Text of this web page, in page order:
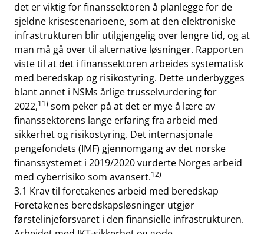
det er viktig for finanssektoren å planlegge for de
sjeldne krisescenarioene, som at den elektroniske
infrastrukturen blir utilgjengelig over lengre tid, og at
man må gå over til alternative løsninger. Rapporten
viste til at det i finanssektoren arbeides systematisk
med beredskap og risikostyring. Dette underbygges
blant annet i NSMs årlige trusselvurdering for
2022,11) som peker på at det er mye å lære av
finanssektorens lange erfaring fra arbeid med
sikkerhet og risikostyring. Det internasjonale
pengefondets (IMF) gjennomgang av det norske
finanssystemet i 2019/2020 vurderte Norges arbeid
med cyberrisiko som avansert.12)
3.1 Krav til foretakenes arbeid med beredskap
Foretakenes beredskapsløsninger utgjør
førstelinjeforsvaret i den finansielle infrastrukturen.